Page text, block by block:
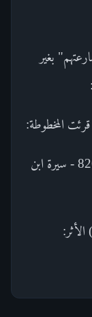
بغير
المخطوطة:
"فهم المنافقون" ، لكان أجود.(19) الأثر: 8263 - سيرة ابن